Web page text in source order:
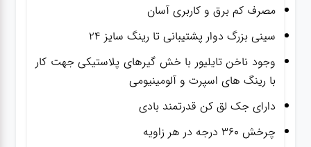
مصرف کم برق و کاربری آسان
سینی بزرگ دوار پشتیبانی تا رینگ سایز ۲۴
وجود ناخن تایلیور با خش گیرهای پلاستیکی جهت کار
با رینگ های اسپرت و آلومینیومی
دارای جک لق کن قدرتمند بادی
چرخش ۳۶۰ درجه در هر زاویه